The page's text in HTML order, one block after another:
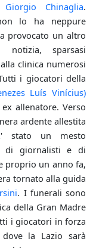
Giorgio Chinaglia.
lo ha neppure
provocato un altro
sparsasi
clinica numerosi
i giocatori della
Luís Vinícius)
allenatore. Verso
ardente allestita
stato un mesto
di giornalisti e di
proprio un anno fa,
tornato alla guida
. I funerali sono
della Gran Madre
i giocatori in forza
la Lazio sarà